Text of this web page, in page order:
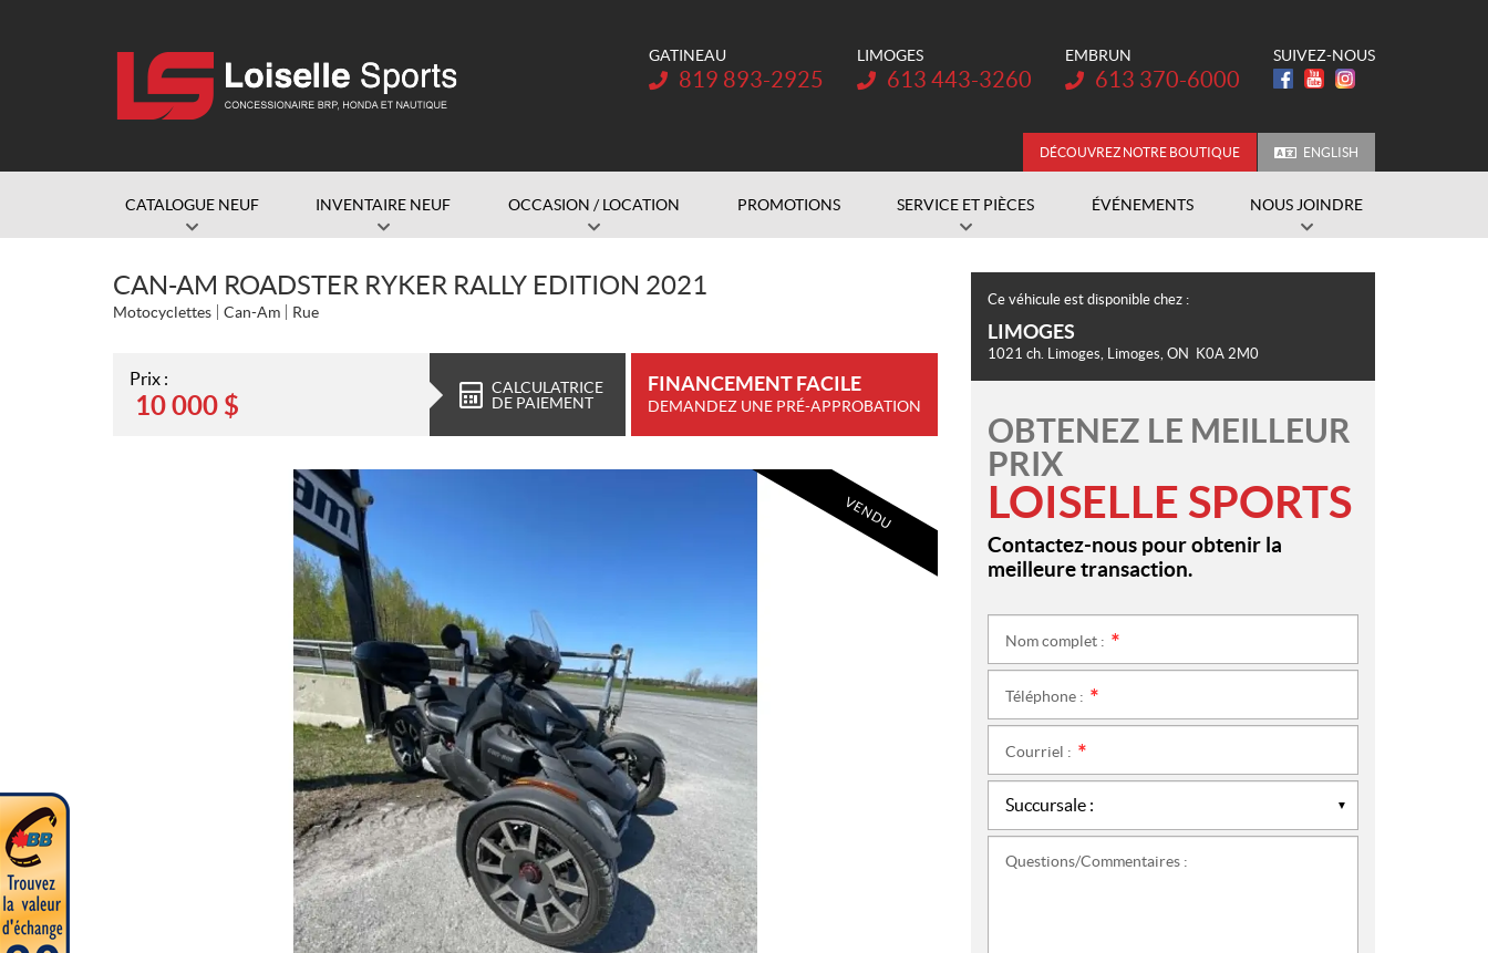
GATINEAU
Téléphone :
819 893-2925
LIMOGES
Téléphone :
613 443-3260
EMBRUN
Téléphone :
613 370-6000
SUIVEZ-NOUS
DÉCOUVREZ NOTRE BOUTIQUE ENGLISH
CATALOGUE NEUF INVENTAIRE NEUF OCCASION / LOCATION PROMOTIONS SERVICE ET PIÈCES ÉVÉNEMENTS NOUS JOINDRE
CAN-AM ROADSTER RYKER RALLY EDITION 2021
Motocyclettes Can-Am Rue
Prix :
10 000 $
CALCULATRICE
DE PAIEMENT
FINANCEMENT FACILE
DEMANDEZ UNE PRÉ-APPROBATION
VENDU
Ce véhicule est disponible chez :
LIMOGES
1021 ch. Limoges, Limoges, ON K0A 2M0
OBTENEZ LE MEILLEUR
PRIX
LOISELLE SPORTS
Contactez-nous pour obtenir la
meilleure transaction.
Nom complet :
Téléphone :
Courriel :
Questions/Commentaires :